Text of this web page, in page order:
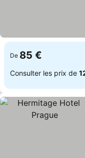
De 85 €
Consulter les prix de